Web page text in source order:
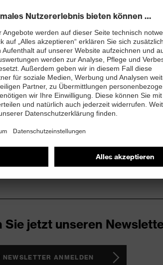
Sie jetzt unseren
NEWSLETTER ANMELDEN